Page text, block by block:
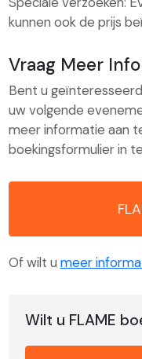
kunnen ook de prijs
Vraag Meer
Bent u
uw volgende
meer informatie aan
boekingsformulier in
Of wilt u meer
Wilt u FLAME